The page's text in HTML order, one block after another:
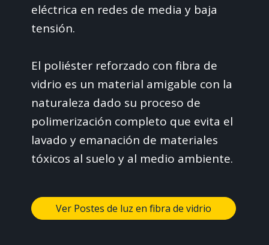
eléctrica en redes de media y baja
tensión.
El poliéster reforzado con fibra de
vidrio es un material amigable con la
naturaleza dado su proceso de
polimerización completo que evita el
lavado y emanación de materiales
tóxicos al suelo y al medio ambiente.
Ver Postes de luz en fibra de vidrio